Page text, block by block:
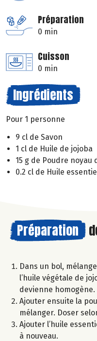
Préparation
0 min
Cuisson
0 min
Ingrédients
Pour 1 personne
9 cl de Savon
1 cl de Huile de jojoba
15 g de Poudre noyau
0.2 cl de Huile
Préparation
Dans un bol,
l’huile végétale de
devienne homogène.
Ajouter ensuite la
mélanger. Doser
Ajouter l’huile
à nouveau.